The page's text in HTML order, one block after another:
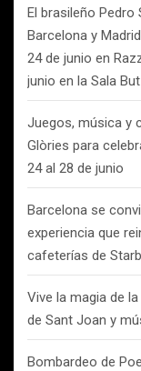
El brasileño
Barcelona y
24 de junio en
junio en la Sala
Juegos, música y
Glòries para
24 al 28 de junio
Barcelona se
experiencia que
cafeterías de
Vive la magia de
de Sant Joan y
Bombardeo de